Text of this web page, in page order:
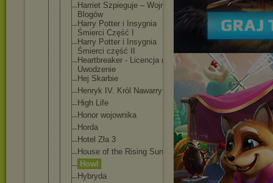
Harriet Szpieguje – Wojna
Blogów
Harry Potter i Insygnia
Śmierci Część I
Harry Potter i Insygnia
Śmierci część II
Heartbreaker - Licencja na
Uwodzenie
Hej Skarbie
Henryk IV. Król Nawarry
High Life
Honor wojownika
Horda
Hotel Zła 3
House of the Rising Sun
Howl
Hybryda